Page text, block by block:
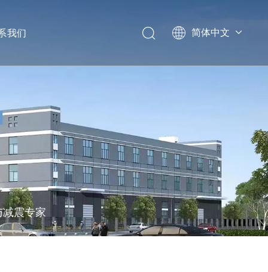
我们 简体中文
Deutsch
减震专家